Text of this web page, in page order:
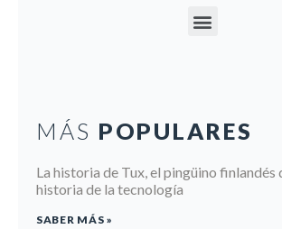
MÁS POPULARES
La historia de Tux, el pingüino finlandés
historia de la tecnología
SABER MÁS »